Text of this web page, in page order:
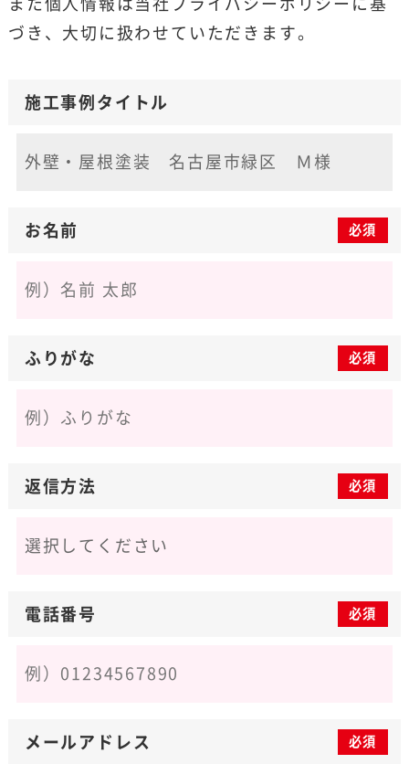
づき、大切に扱わせていただきます。
施工事例タイトル
お名前 必須
ふりがな 必須
返信方法 必須
電話番号 必須
メールアドレス 必須